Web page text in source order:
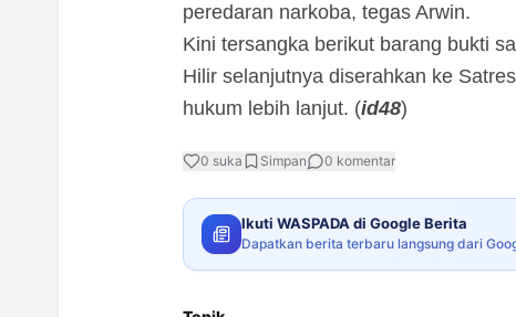
peredaran narkoba, tegas Arwin.
Kini tersangka berikut barang bukti
Hilir selanjutnya diserahkan ke
hukum lebih lanjut. (id48)
0 suka Simpan 0 komentar
Ikuti WASPADA di Google Berita
Dapatkan berita terbaru langsung dari